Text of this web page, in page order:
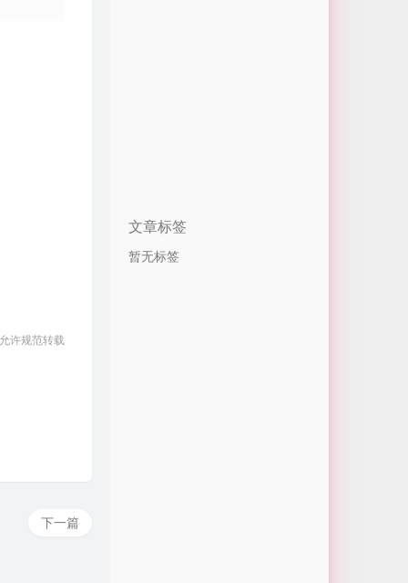
许规范转载
下一篇
文章标签
暂无标签